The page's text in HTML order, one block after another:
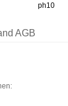
ph10
AGB